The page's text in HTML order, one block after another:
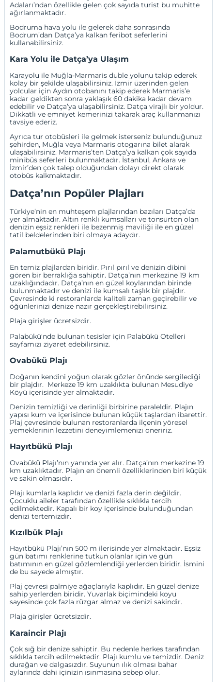
Adaları’ndan özellikle gelen çok sayıda turist bu muhitte
ağırlanmaktadır.
Bodruma hava yolu ile gelerek daha sonrasında
Bodrum’dan Datça’ya kalkan feribot seferlerini
kullanabilirsiniz.
Kara Yolu ile Datça’ya Ulaşım
Karayolu ile Muğla-Marmaris duble yolunu takip ederek
kolay bir şekilde ulaşabilirsiniz. İzmir üzerinden gelen
yolcular içinAydın otobanını takip ederek Marmaris’e
kadar geldikten sonra yaklaşık 60 dakika kadar devam
edebilir ve Datça’ya ulaşabilirsiniz. Datça virajlı bir yoldur.
Dikkatli ve emniyet kemerinizi takarak araç kullanmanızı
tavsiye ederiz.
Ayrıca tur otobüsleri ile gelmek isterseniz bulunduğunuz
şehirden, Muğla veya Marmaris otogarına bilet alarak
ulaşabilirsiniz. Marmaris’ten Datça’ya kalkan çok sayıda
minibüs seferleri bulunmaktadır. İstanbul,Ankara ve
İzmir’den çok talep olduğundan dolayı direkt olarak
otobüs kalkmaktadır.
Datça’nın Popüler Plajları
Türkiye’nin en muhteşem plajlarından bazıları Datça’da
yer almaktadır. Altın renkli kumsalları ve tonsürton olan
denizin eşsiz renkleri ile bezenmiş maviliği ile en güzel
tatil beldelerinden biri olmaya adaydır.
Palamutbükü Plajı
En temiz plajlardan biridir. Pırıl pırıl ve denizin dibini
gören bir berraklığa sahiptir. Datça’nın merkezine 19 km
uzaklığındadır. Datça’nın en güzel koylarından birinde
bulunmaktadır ve denizi ile kumsalı taşlık bir plajdır.
Çevresinde ki restoranlarda kaliteli zaman geçirebilir ve
öğünlerinizi denize nazır gerçekleştirebilirsiniz.
Plaja girişler ücretsizdir.
Palabükü'nde bulunan tesisler için Palabükü Otelleri
sayfamızı ziyaret edebilirsiniz.
Ovabükü Plajı
Doğanın kendini yoğun olarak gözler önünde sergilediği
bir plajdır. Merkeze 19 km uzaklıkta bulunan Mesudiye
Köyü içerisinde yer almaktadır.
Denizin temizliği ve derinliği birbirine paraleldir. Plajın
yapısı kum ve içerisinde bulunan küçük taşlardan ibarettir.
Plaj çevresinde bulunan restoranlarda ilçenin yöresel
yemeklerinin lezzetini deneyimlemenizi öneririz.
Hayıtbükü Plajı
Ovabükü Plajı’nın yanında yer alır. Datça’nın merkezine 19
km uzaklıktadır. Plajın en önemli özelliklerinden biri küçük
ve sakin olmasıdır.
Plajı kumlarla kaplıdır ve denizi fazla derin değildir.
Çocuklu aileler tarafından özellikle sıklıkla tercih
edilmektedir. Kapalı bir koy içerisinde bulunduğundan
denizi tertemizdir.
Kızılbük Plajı
Hayıtbükü Plajı’nın 500 m ilerisinde yer almaktadır. Eşsiz
gün batımı renklerine tutkun olanlar için ve gün
batımının en güzel gözlemlendiği yerlerden biridir. İsmini
de bu sayede almıştır.
Plaj çevresi palmiye ağaçlarıyla kaplıdır. En güzel denize
sahip yerlerden biridir. Yuvarlak biçimindeki koyu
sayesinde çok fazla rüzgar almaz ve denizi sakindir.
Plaja girişler ücretsizdir.
Karaincir Plajı
Çok sığ bir denize sahiptir. Bu nedenle herkes tarafından
sıklıkla tercih edilmektedir. Plajı kumlu ve temizdir. Deniz
durağan ve dalgasızdır. Suyunun ılık olması bahar
aylarında dahi içinizin ısınmasına sebep olur.